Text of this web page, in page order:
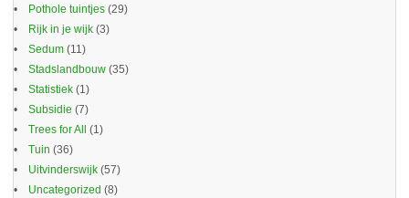
Pothole tuintjes (29)
Rijk in je wijk (3)
Sedum (11)
Stadslandbouw (35)
Statistiek (1)
Subsidie (7)
Trees for All
(1)
Tuin (36)
Uitvinderswijk (57)
Uncategorized (8)